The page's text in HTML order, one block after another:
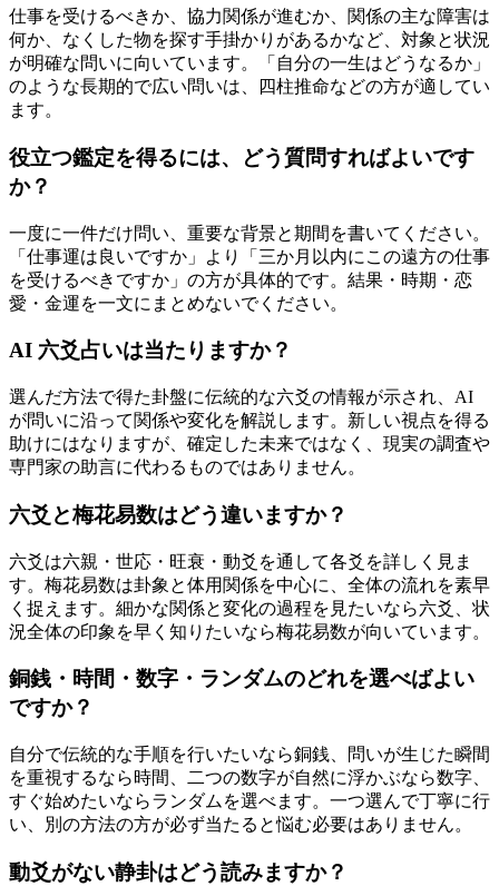
仕事を受けるべきか、協力関係が進むか、関係の主な障害は
何か、なくした物を探す手掛かりがあるかなど、対象と状況
が明確な問いに向いています。「自分の一生はどうなるか」
のような長期的で広い問いは、四柱推命などの方が適してい
ます。
役立つ鑑定を得るには、どう質問すればよいです
か？
一度に一件だけ問い、重要な背景と期間を書いてください。
「仕事運は良いですか」より「三か月以内にこの遠方の仕事
を受けるべきですか」の方が具体的です。結果・時期・恋
愛・金運を一文にまとめないでください。
AI 六爻占いは当たりますか？
選んだ方法で得た卦盤に伝統的な六爻の情報が示され、AI
が問いに沿って関係や変化を解説します。新しい視点を得る
助けにはなりますが、確定した未来ではなく、現実の調査や
専門家の助言に代わるものではありません。
六爻と梅花易数はどう違いますか？
六爻は六親・世応・旺衰・動爻を通して各爻を詳しく見ま
す。梅花易数は卦象と体用関係を中心に、全体の流れを素早
く捉えます。細かな関係と変化の過程を見たいなら六爻、状
況全体の印象を早く知りたいなら梅花易数が向いています。
銅銭・時間・数字・ランダムのどれを選べばよい
ですか？
自分で伝統的な手順を行いたいなら銅銭、問いが生じた瞬間
を重視するなら時間、二つの数字が自然に浮かぶなら数字、
すぐ始めたいならランダムを選べます。一つ選んで丁寧に行
い、別の方法の方が必ず当たると悩む必要はありません。
動爻がない静卦はどう読みますか？